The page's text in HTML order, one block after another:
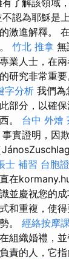
了解該領域
認為耶穌是
激進解釋。
竹北 推拿 無
業人士，在兩
研究非常重要
字分析 我們為
部分，以確
。 台中 外燴
實證明，因
士 補習 台胞
在
並慶祝您的成
和重複，使
。 經絡按摩
組織婚禮，
責的人，它指